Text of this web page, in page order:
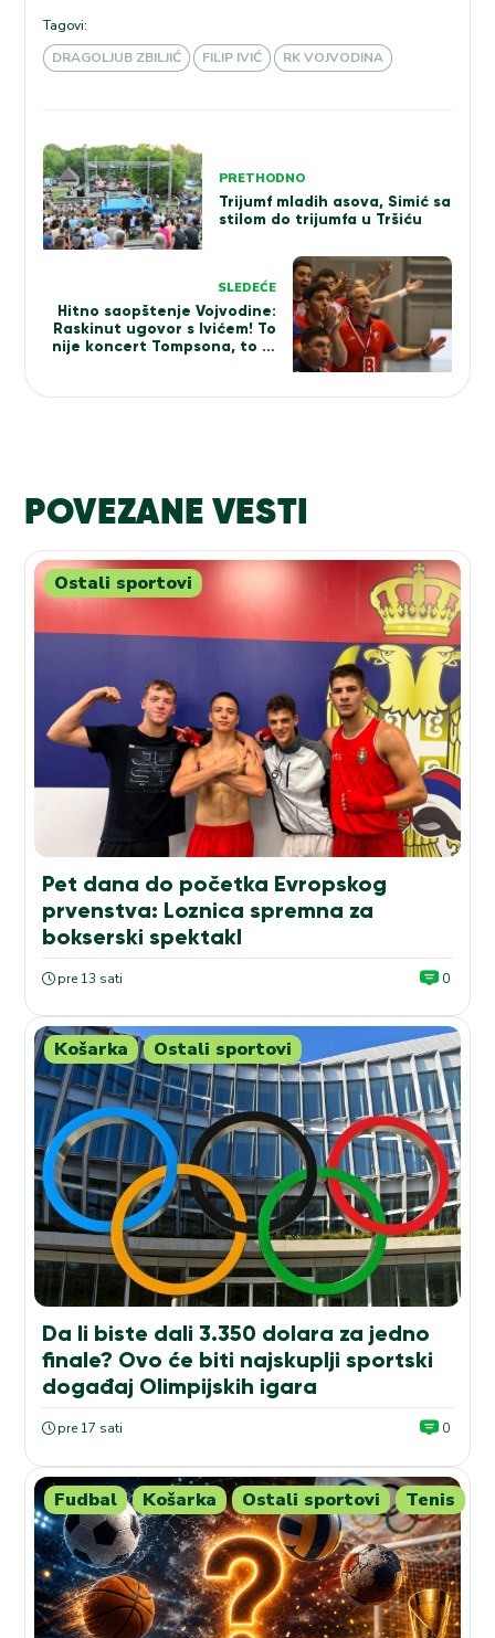
Tagovi:
DRAGOLJUB ZBILJIĆ
FILIP IVIĆ RK VOJVODINA
Kretanje
članka
PRETHODNO
Trijumf mladih asova, Simić sa
stilom do trijumfa u Tršiću
SLEDEĆE
Hitno saopštenje Vojvodine:
Raskinut ugovor s Ivićem! To
nije koncert Tompsona, to je
POVEZANE VESTI
Ostali sportovi
Pet dana do početka Evropskog
prvenstva: Loznica spremna za
bokserski spektakl
pre 13 sati 0
Košarka Ostali sportovi
Da li biste dali 3.350 dolara za jedno
finale? Ovo će biti najskuplji sportski
događaj Olimpijskih igara
pre 17 sati 0
Fudbal Košarka Ostali sportovi Tenis